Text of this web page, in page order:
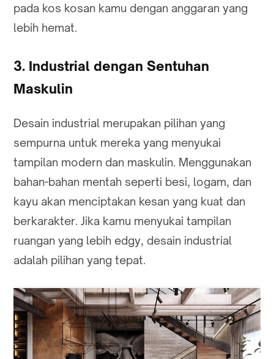
pada kos kosan kamu dengan anggaran yang
lebih hemat.
3. Industrial dengan Sentuhan
Maskulin
Desain industrial merupakan pilihan yang
sempurna untuk mereka yang menyukai
tampilan modern dan maskulin. Menggunakan
bahan-bahan mentah seperti besi, logam, dan
kayu akan menciptakan kesan yang kuat dan
berkarakter. Jika kamu menyukai tampilan
ruangan yang lebih edgy, desain industrial
adalah pilihan yang tepat.